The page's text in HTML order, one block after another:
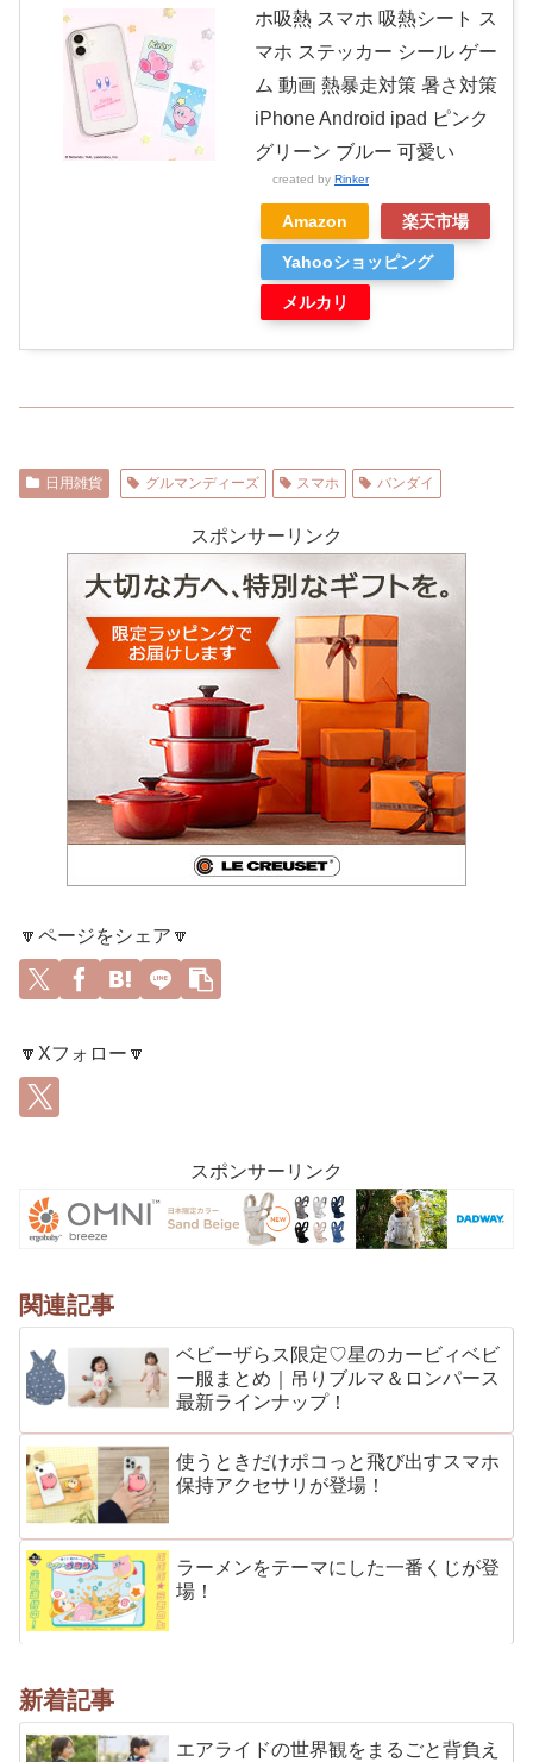
ホ吸熱 スマホ 吸熱シート ス
マホ ステッカー シール ゲー
ム 動画 熱暴走対策 暑さ対策
iPhone Android ipad ピンク
グリーン ブルー 可愛い
created by Rinker
Amazon 楽天市場
Yahooショッピング
メルカリ
日用雑貨 グルマンディーズ スマホ バンダイ
スポンサーリンク
🔽ページをシェア🔽
🔽Xフォロー🔽
スポンサーリンク
関連記事
ベビーザらス限定♡星のカービィベビ
ー服まとめ｜吊りブルマ＆ロンパース
最新ラインナップ！
使うときだけポコっと飛び出すスマホ
保持アクセサリが登場！
ラーメンをテーマにした一番くじが登
場！
新着記事
エアライドの世界観をまるごと背負え